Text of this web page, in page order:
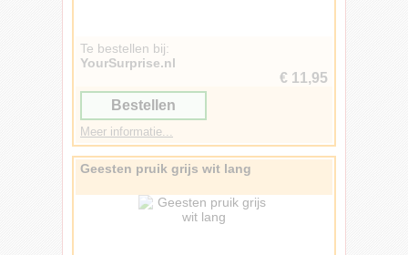
Te bestellen bij:
YourSurprise.nl
€ 11,95
Bestellen
Meer informatie...
Geesten pruik grijs wit lang